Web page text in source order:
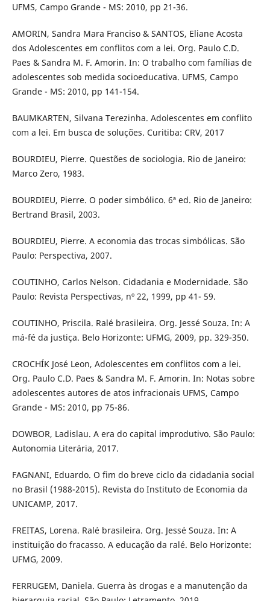
UFMS, Campo Grande - MS: 2010, pp 21-36.
AMORIN, Sandra Mara Franciso & SANTOS, Eliane Acosta
dos Adolescentes em conflitos com a lei. Org. Paulo C.D.
Paes & Sandra M. F. Amorin. In: O trabalho com famílias de
adolescentes sob medida socioeducativa. UFMS, Campo
Grande - MS: 2010, pp 141-154.
BAUMKARTEN, Silvana Terezinha. Adolescentes em conflito
com a lei. Em busca de soluções. Curitiba: CRV, 2017
BOURDIEU, Pierre. Questões de sociologia. Rio de Janeiro:
Marco Zero, 1983.
BOURDIEU, Pierre. O poder simbólico. 6ª ed. Rio de Janeiro:
Bertrand Brasil, 2003.
BOURDIEU, Pierre. A economia das trocas simbólicas. São
Paulo: Perspectiva, 2007.
COUTINHO, Carlos Nelson. Cidadania e Modernidade. São
Paulo: Revista Perspectivas, nº 22, 1999, pp 41- 59.
COUTINHO, Priscila. Ralé brasileira. Org. Jessé Souza. In: A
má-fé da justiça. Belo Horizonte: UFMG, 2009, pp. 329-350.
CROCHÍK José Leon, Adolescentes em conflitos com a lei.
Org. Paulo C.D. Paes & Sandra M. F. Amorin. In: Notas sobre
adolescentes autores de atos infracionais UFMS, Campo
Grande - MS: 2010, pp 75-86.
DOWBOR, Ladislau. A era do capital improdutivo. São Paulo:
Autonomia Literária, 2017.
FAGNANI, Eduardo. O fim do breve ciclo da cidadania social
no Brasil (1988-2015). Revista do Instituto de Economia da
UNICAMP, 2017.
FREITAS, Lorena. Ralé brasileira. Org. Jessé Souza. In: A
instituição do fracasso. A educação da ralé. Belo Horizonte:
UFMG, 2009.
FERRUGEM, Daniela. Guerra às drogas e a manutenção da